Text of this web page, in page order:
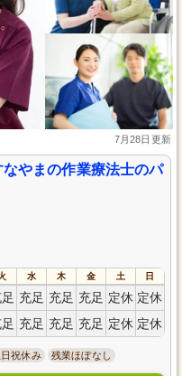
7月28日更新
やまの作業療法士のパ
水 木 金 土 日
充足 充足 充足 定休 定休
充足 充足 充足 定休 定休
日祝休み 残業ほぼなし